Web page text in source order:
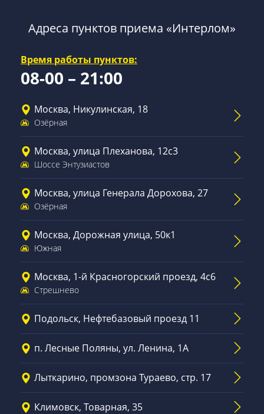
Адреса пунктов приема «Интерлом»
Время работы пунктов:
08-00 – 21:00
Москва, Никулинская, 18
Озёрная
Москва, улица Плеханова, 12с3
Шоссе Энтузиастов
Москва, улица Генерала Дорохова, 27
Озёрная
Москва, Дорожная улица, 50к1
Южная
Москва, 1-й Красногорский проезд, 4с6
Стрешнево
Подольск, Нефтебазовый проезд 11
п. Лесные Поляны, ул. Ленина, 1А
Лыткарино, промзона Тураево, стр. 17
Климовск, Товарная, 35